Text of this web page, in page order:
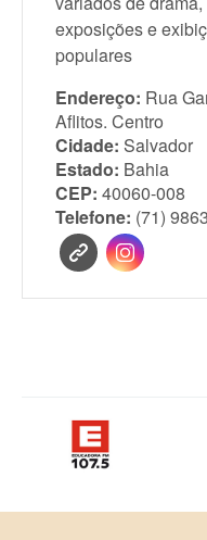
exposições e
populares
Endereço: Rua
Aflitos. Centro
Cidade: Salvador
Estado: Bahia
CEP: 40060-008
Telefone: (71)